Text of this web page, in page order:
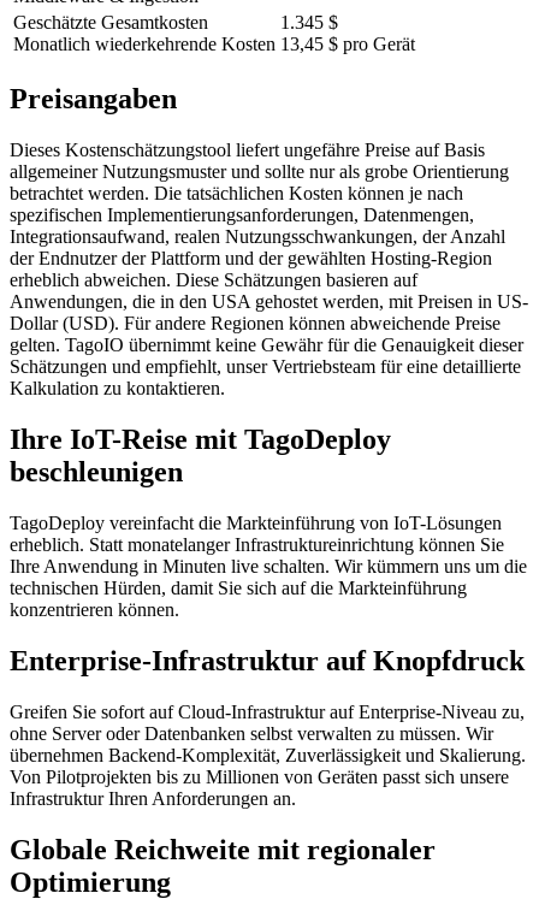
Geschätzte Gesamtkosten
Monatlich wiederkehrende Kosten
1.345 $
13,45 $ pro Gerät
Preisangaben
Dieses Kostenschätzungstool liefert ungefähre Preise auf Basis
allgemeiner Nutzungsmuster und sollte nur als grobe Orientierung
betrachtet werden. Die tatsächlichen Kosten können je nach
spezifischen Implementierungsanforderungen, Datenmengen,
Integrationsaufwand, realen Nutzungsschwankungen, der Anzahl
der Endnutzer der Plattform und der gewählten Hosting-Region
erheblich abweichen. Diese Schätzungen basieren auf
Anwendungen, die in den USA gehostet werden, mit Preisen in US-
Dollar (USD). Für andere Regionen können abweichende Preise
gelten. TagoIO übernimmt keine Gewähr für die Genauigkeit dieser
Schätzungen und empfiehlt, unser Vertriebsteam für eine detaillierte
Kalkulation zu kontaktieren.
Ihre IoT-Reise mit TagoDeploy
beschleunigen
TagoDeploy vereinfacht die Markteinführung von IoT-Lösungen
erheblich. Statt monatelanger Infrastruktureinrichtung können Sie
Ihre Anwendung in Minuten live schalten. Wir kümmern uns um die
technischen Hürden, damit Sie sich auf die Markteinführung
konzentrieren können.
Enterprise-Infrastruktur auf Knopfdruck
Greifen Sie sofort auf Cloud-Infrastruktur auf Enterprise-Niveau zu,
ohne Server oder Datenbanken selbst verwalten zu müssen. Wir
übernehmen Backend-Komplexität, Zuverlässigkeit und Skalierung.
Von Pilotprojekten bis zu Millionen von Geräten passt sich unsere
Infrastruktur Ihren Anforderungen an.
Globale Reichweite mit regionaler
Optimierung